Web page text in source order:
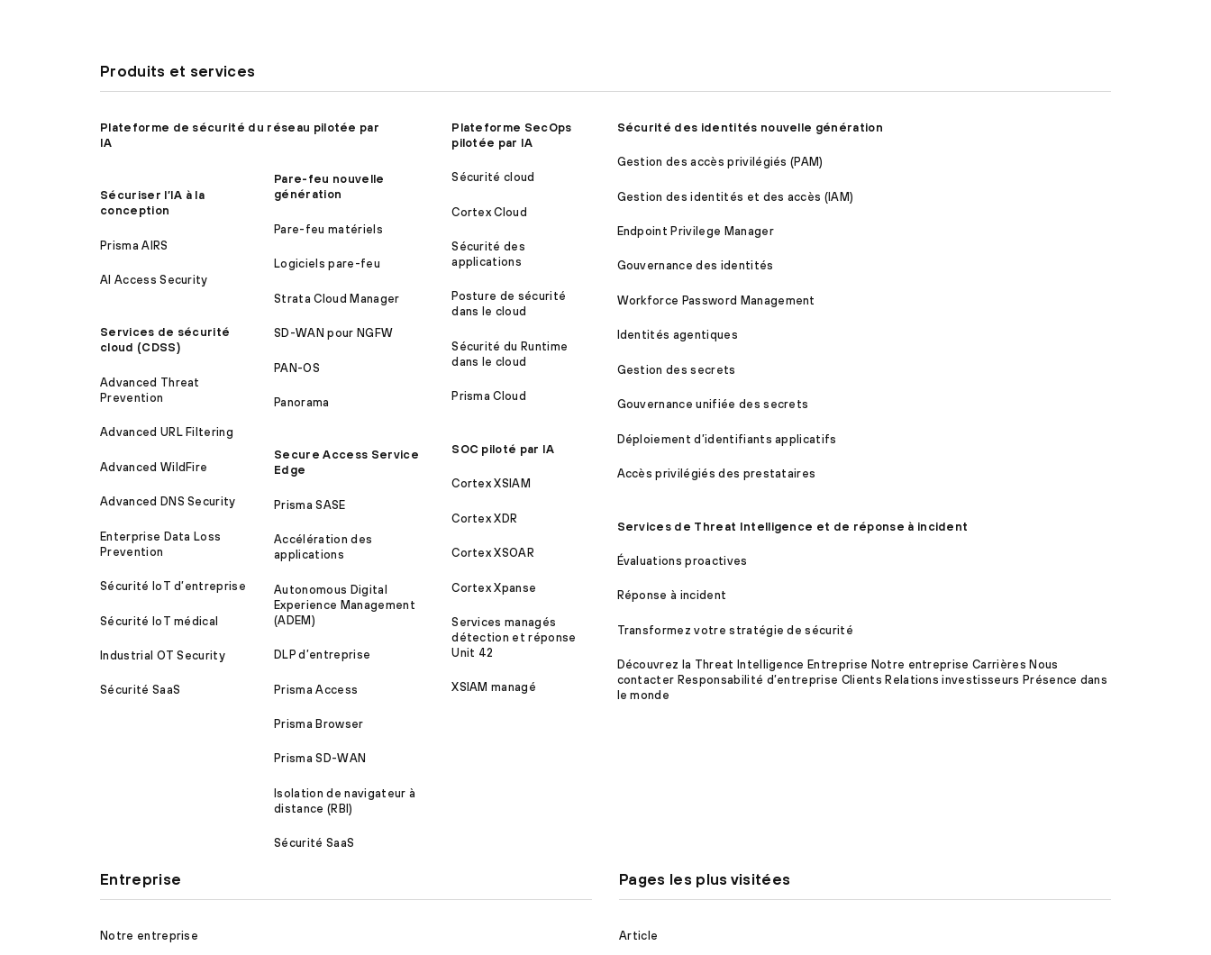
Produits et services
Plateforme de sécurité du réseau pilotée par
IA
Sécuriser l’IA à la
conception
Prisma AIRS
AI Access Security
Services de sécurité
cloud (CDSS)
Advanced Threat
Prevention
Advanced URL Filtering
Advanced WildFire
Advanced DNS Security
Enterprise Data Loss
Prevention
Sécurité IoT d’entreprise
Sécurité IoT médical
Industrial OT Security
Sécurité SaaS
Pare-feu nouvelle
génération
Pare-feu matériels
Logiciels pare-feu
Strata Cloud Manager
SD-WAN pour NGFW
PAN-OS
Panorama
Secure Access Service
Edge
Prisma SASE
Accélération des
applications
Autonomous Digital
Experience Management
(ADEM)
DLP d’entreprise
Prisma Access
Prisma Browser
Prisma SD-WAN
Isolation de navigateur à
distance (RBI)
Sécurité SaaS
Plateforme SecOps
pilotée par IA
Sécurité cloud
Cortex Cloud
Sécurité des
applications
Posture de sécurité
dans le cloud
Sécurité du Runtime
dans le cloud
Prisma Cloud
SOC piloté par IA
Cortex XSIAM
Cortex XDR
Cortex XSOAR
Cortex Xpanse
Services managés
détection et réponse
Unit 42
XSIAM managé
Sécurité des identités nouvelle génération
Gestion des accès privilégiés (PAM)
Gestion des identités et des accès (IAM)
Endpoint Privilege Manager
Gouvernance des identités
Workforce Password Management
Identités agentiques
Gestion des secrets
Gouvernance unifiée des secrets
Déploiement d’identifiants applicatifs
Accès privilégiés des prestataires
Services de Threat Intelligence et de réponse à incident
Évaluations proactives
Réponse à incident
Transformez votre stratégie de sécurité
Découvrez la Threat Intelligence Entreprise Notre entreprise Carrières Nous
contacter Responsabilité d’entreprise Clients Relations investisseurs Présence dans
le monde
Entreprise
Notre entreprise
Pages les plus visitées
Article